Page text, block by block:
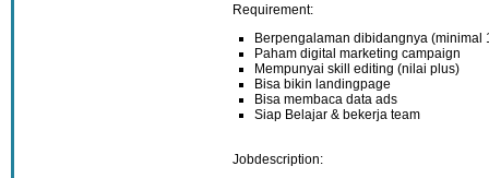
Requirement:
Berpengalaman dibidangnya (minimal
Paham digital marketing campaign
Mempunyai skill editing (nilai plus)
Bisa bikin landingpage
Bisa membaca data ads
Siap Belajar & bekerja team
Jobdescription: